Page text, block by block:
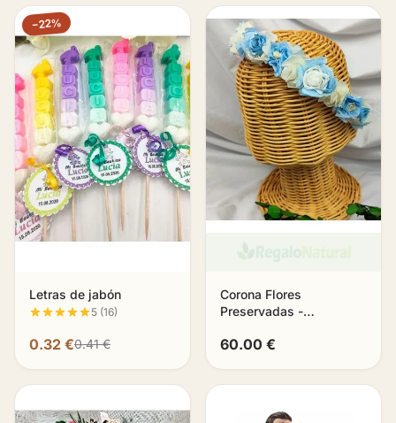
−22%
Letras de jabón
5 (16)
0.32 €0.41 €
Corona Flores
Preservadas -
60.00 €